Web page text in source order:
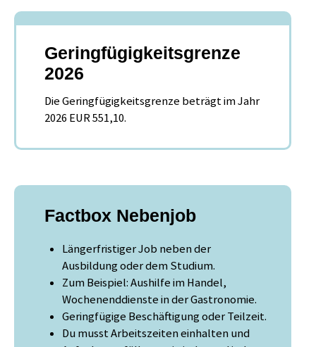
Geringfügigkeitsgrenze
2026
Die Geringfügigkeitsgrenze beträgt im Jahr
2026 EUR 551,10.
Factbox Nebenjob
Längerfristiger Job neben der
Ausbildung oder dem Studium.
Zum Beispiel: Aushilfe im Handel,
Wochenenddienste in der Gastronomie.
Geringfügige Beschäftigung oder Teilzeit.
Du musst Arbeitszeiten einhalten und